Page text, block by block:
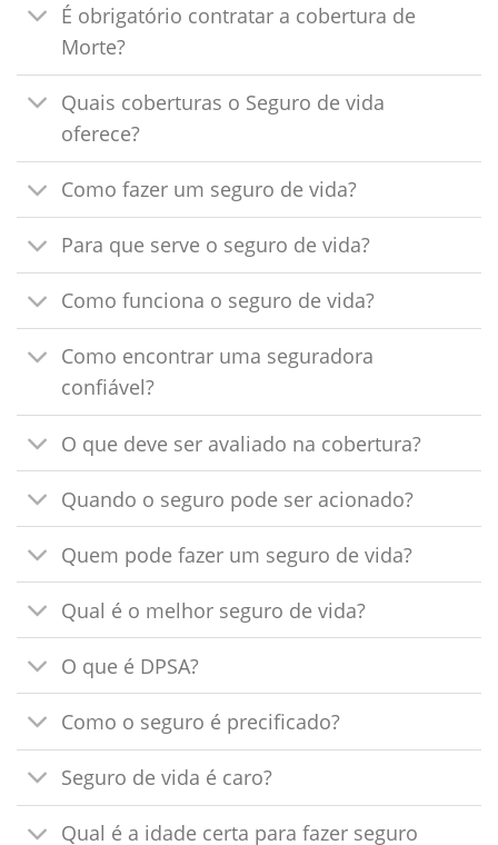
É obrigatório contratar a cobertura de
Morte?
Quais coberturas o Seguro de vida
oferece?
Como fazer um seguro de vida?
Para que serve o seguro de vida?
Como funciona o seguro de vida?
Como encontrar uma seguradora
confiável?
O que deve ser avaliado na cobertura?
Quando o seguro pode ser acionado?
Quem pode fazer um seguro de vida?
Qual é o melhor seguro de vida?
O que é DPSA?
Como o seguro é precificado?
Seguro de vida é caro?
Qual é a idade certa para fazer seguro